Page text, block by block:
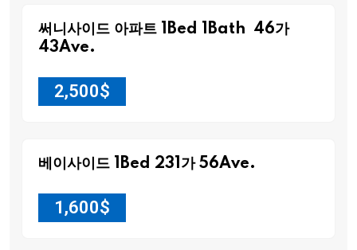
써니사이드 아파트 1Bed 1Bath 46가
43Ave.
2,500$
베이사이드 1Bed 231가 56Ave.
1,600$